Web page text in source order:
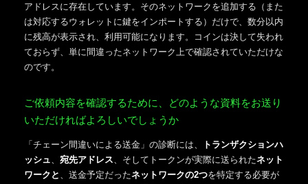
アドレスに存在しています。そのネットワークを追加する（また
は対応するウォレットに鍵をインポートする）だけで、数分以内
に残高が表示され、利用可能になります。コインは決して失われ
ておらず、単に間違ったネットワーク上で確認されていただけな
のです。
ご依頼内容を確認するために、どのような資料をお送り
いただければよろしいでしょうか
「チェーン間違いによる送金」の診断には、
トランザクションハ
ッシュ、 宛先アドレス、そしてトークンが実際に送られたネット
ワークと 、送金予定だったネットワークの2つを特定する必要が